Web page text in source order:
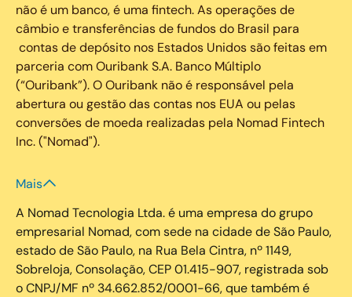
não é um banco, é uma fintech. As operações de
câmbio e transferências de fundos do Brasil para
contas de depósito nos Estados Unidos são feitas em
parceria com Ouribank S.A. Banco Múltiplo
(“Ouribank”). O Ouribank não é responsável pela
abertura ou gestão das contas nos EUA ou pelas
conversões de moeda realizadas pela Nomad Fintech
Inc. ("Nomad").
Mais
A Nomad Tecnologia Ltda. é uma empresa do grupo
empresarial Nomad, com sede na cidade de São Paulo,
estado de São Paulo, na Rua Bela Cintra, nº 1149,
Sobreloja, Consolação, CEP 01.415-907, registrada sob
o CNPJ/MF nº 34.662.852/0001-66, que também é